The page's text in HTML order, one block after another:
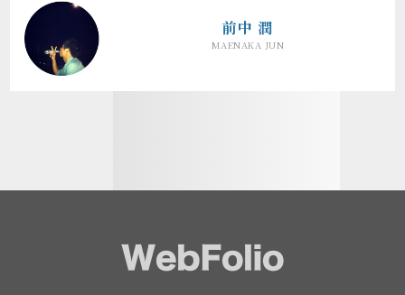
前中 潤
MAENAKA JUN